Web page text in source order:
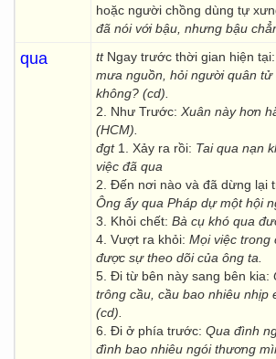
hoặc người chồng dùng tự
đã nói với bậu, nhưng bậu
qua tt Ngay trước thời gian hiện tại:
mưa nguồn, hỏi người quân tử
không? (cd).
2. Như Trước: Xuân này hơn
(HCM).
đgt 1. Xảy ra rồi: Tai qua nạn
việc đã qua
2. Đến nơi nào và đã dừng lại
Ông ấy qua Pháp dự một hội
3. Khỏi chết: Bà cụ khó qua
4. Vượt ra khỏi: Mọi việc trong
được sự theo dõi của ông ta.
5. Đi từ bên này sang bên kia:
trông cầu, cầu bao nhiêu nhịp
(cd).
6. Đi ở phía trước: Qua đình
đình bao nhiêu ngói thương